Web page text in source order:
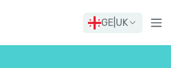
GE UK